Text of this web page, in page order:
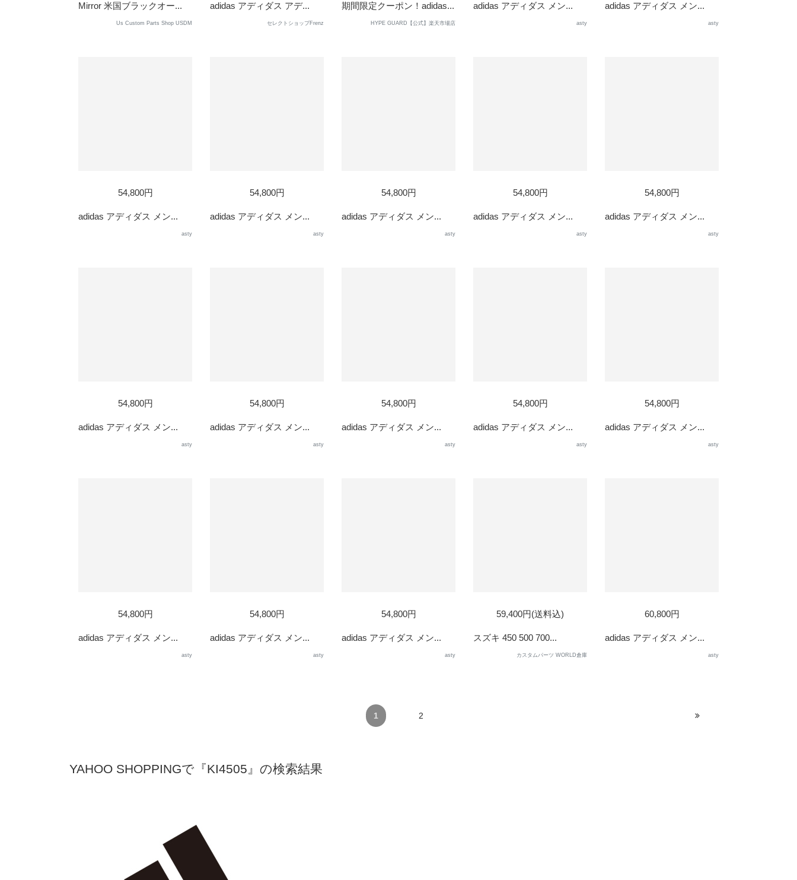
Mirror 米国ブラックオー...
Us Custom Parts Shop USDM
adidas アディダス アデ...
セレクトショップFrenz
期間限定クーポン！adidas...
HYPE GUARD【公式】楽天市場店
adidas アディダス メン...
asty
adidas アディダス メン...
asty
54,800円
adidas アディダス メン...
asty
54,800円
adidas アディダス メン...
asty
54,800円
adidas アディダス メン...
asty
54,800円
adidas アディダス メン...
asty
54,800円
adidas アディダス メン...
asty
54,800円
adidas アディダス メン...
asty
54,800円
adidas アディダス メン...
asty
54,800円
adidas アディダス メン...
asty
54,800円
adidas アディダス メン...
asty
54,800円
adidas アディダス メン...
asty
54,800円
adidas アディダス メン...
asty
54,800円
adidas アディダス メン...
asty
54,800円
adidas アディダス メン...
asty
59,400円(送料込)
スズキ 450 500 700...
カスタムパーツ WORLD倉庫
60,800円
adidas アディダス メン...
asty
1 2
YAHOO SHOPPINGで『KI4505』の検索結果